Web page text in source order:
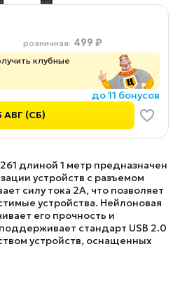
розничная: 499 ₽
клубные
до 11 бонусов
АВГ (СБ)
длиной 1 метр предназначен
устройств с разъемом
силу тока 2А, что позволяет
устройства. Нейлоновая
его прочность и
стандарт USB 2.0
устройств, оснащенных